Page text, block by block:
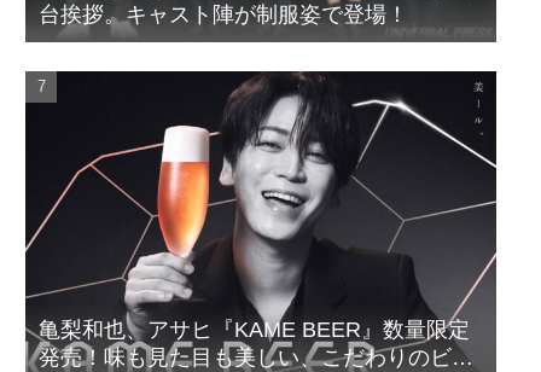
台挨拶。キャスト陣が制服姿で登場！
亀梨和也、アサヒ『KAME BEER』数量限定
発売！味も見た目も美しい、こだわりのビー